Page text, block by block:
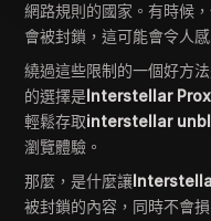
網路規則的國家。有時候
會被封鎖，這可能會令人感
繞過這些限制的一個好方
的選擇是Interstellar
輕鬆存取interstellar
瀏覽體驗。
那麼，是什麼讓
被封鎖的內容，同時不會